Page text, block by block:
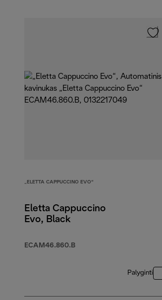
„ELETTA CAPPUCCINO EVO“
Eletta Cappuccino
Evo, Black
ECAM46.860.B
Palyginti